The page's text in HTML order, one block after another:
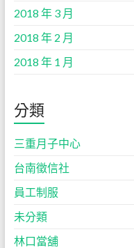
2018 年 3 月
2018 年 2 月
2018 年 1 月
分類
三重月子中心
台南徵信社
員工制服
未分類
林口當舖